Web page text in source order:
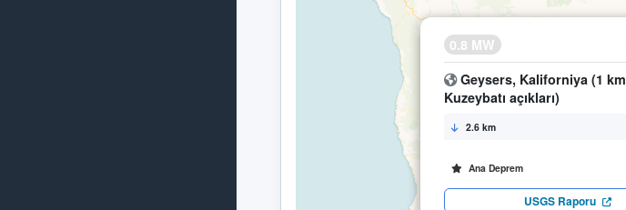
0.8 MW
Geysers, Kaliforniya (1 km
Kuzeybatı açıkları)
2.6 km
Ana Deprem
USGS Raporu